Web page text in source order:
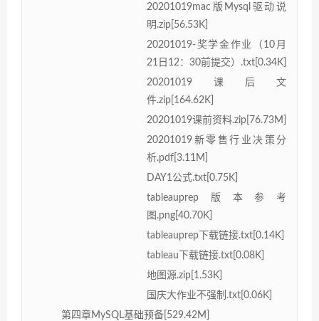
20201019mac版Mysql驱动说
明.zip[56.53K]
20201019-奖学金作业（10月
21日12：30前提交）.txt[0.34K]
20201019课后文
件.zip[164.62K]
20201019课前资料.zip[76.73M]
20201019新零售行业决策分
析.pdf[3.11M]
DAY1公式.txt[0.75K]
tableauprep版本参考
图.png[40.70K]
tableauprep下载链接.txt[0.14K]
tableau下载链接.txt[0.08K]
地图源.zip[1.53K]
国庆大作业不强制.txt[0.06K]
第四章MySQL基础预备[529.42M]